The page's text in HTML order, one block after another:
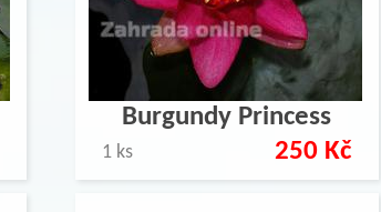
Burgundy Princess
1 ks 250 Kč